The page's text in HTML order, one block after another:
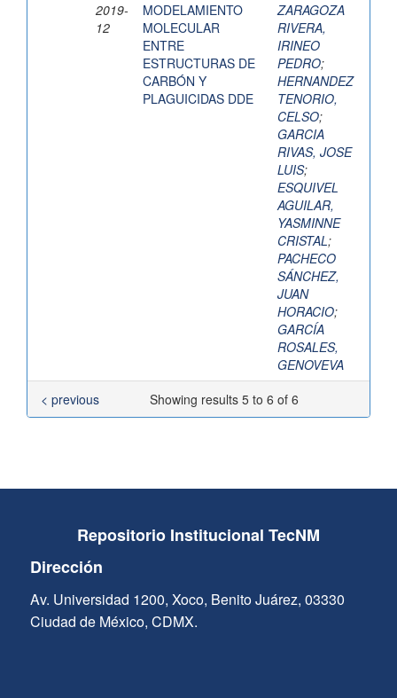
2019-
12
MODELAMIENTO
MOLECULAR
ENTRE
ESTRUCTURAS DE
CARBÓN Y
PLAGUICIDAS DDE
ZARAGOZA
RIVERA,
IRINEO
PEDRO;
HERNANDEZ
TENORIO,
CELSO;
GARCIA
RIVAS, JOSE
LUIS;
ESQUIVEL
AGUILAR,
YASMINNE
CRISTAL;
PACHECO
SÁNCHEZ,
JUAN
HORACIO;
GARCÍA
ROSALES,
GENOVEVA
Showing results 5 to 6 of 6
< previous
Repositorio Institucional TecNM
Dirección
Av. Universidad 1200, Xoco, Benito Juárez, 03330
Ciudad de México, CDMX.